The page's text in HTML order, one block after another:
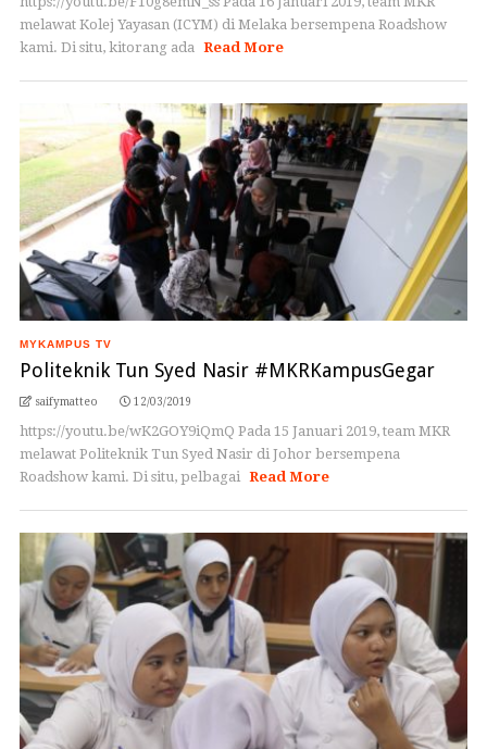
melawat Kolej Yayasan (ICYM) di Melaka bersempena Roadshow
kami. Di situ, kitorang ada Read More
MYKAMPUS TV
Politeknik Tun Syed Nasir #MKRKampusGegar
saifymatteo 12/03/2019
https://youtu.be/wK2GOY9iQmQ Pada 15 Januari 2019, team MKR
melawat Politeknik Tun Syed Nasir di Johor bersempena
Roadshow kami. Di situ, pelbagai Read More